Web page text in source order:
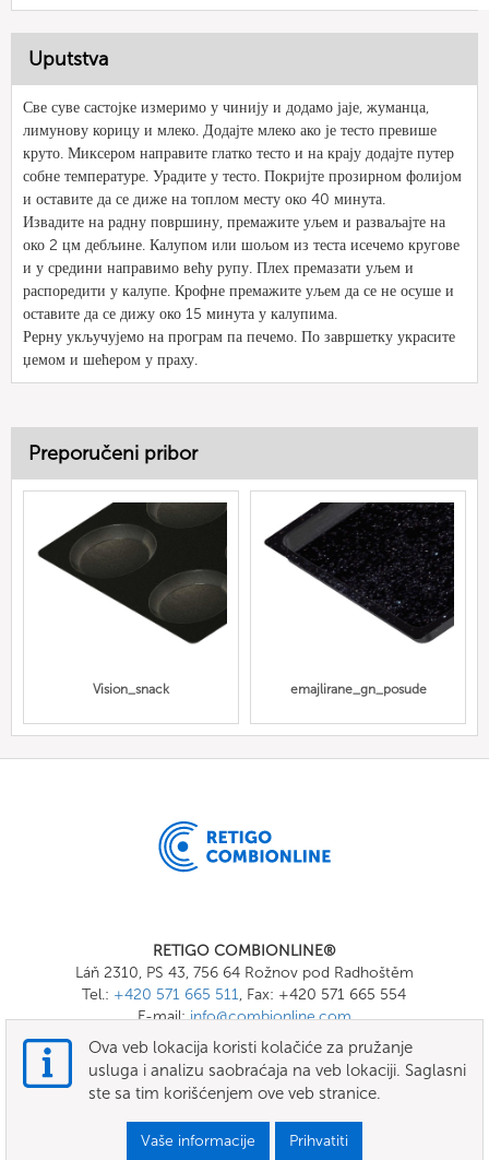
Uputstva
Све суве састојке измеримо у чинију и додамо јаје, жуманца,
лимунову корицу и млеко. Додајте млеко ако је тесто превише
круто. Миксером направите глатко тесто и на крају додајте путер
собне температуре. Урадите у тесто. Покријте прозирном фолијом
и оставите да се диже на топлом месту око 40 минута.
Извадите на радну површину, премажите уљем и разваљајте на
око 2 цм дебљине. Калупом или шољом из теста исечемо кругове
и у средини направимо већу рупу. Плех премазати уљем и
распоредити у калупе. Крофне премажите уљем да се не осуше и
оставите да се дижу око 15 минута у калупима.
Рерну укључујемо на програм па печемо. По завршетку украсите
џемом и шећером у праху.
Preporučeni pribor
Vision_snack emajlirane_gn_posude
RETIGO COMBIONLINE®
Láň 2310, PS 43, 756 64 Rožnov pod Radhoštěm
Tel.: +420 571 665 511, Fax: +420 571 665 554
E-mail:info@combionline.com
OnlineMenu
uslovi
Ova veb lokacija koristi kolačiće za pružanje
usluga i analizu saobraćaja na veb lokaciji. Saglasni
ste sa tim korišćenjem ove veb stranice.
Vaše informacije Prihvatiti